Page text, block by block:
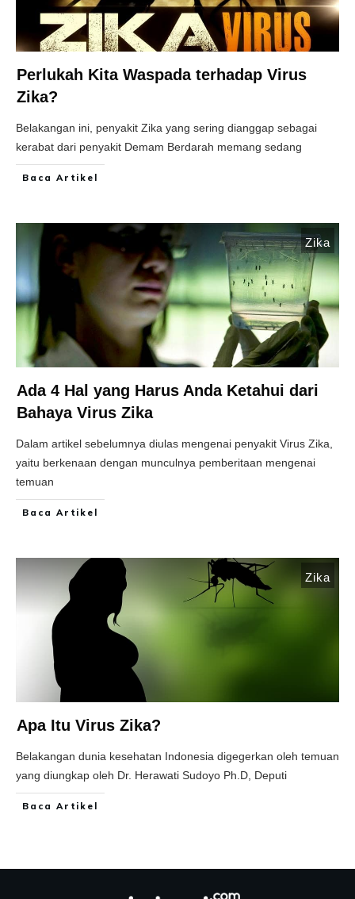
Perlukah Kita Waspada terhadap Virus
Zika?
Belakangan ini, penyakit Zika yang sering dianggap sebagai
kerabat dari penyakit Demam Berdarah memang sedang
Baca Artikel
Zika
Ada 4 Hal yang Harus Anda Ketahui dari
Bahaya Virus Zika
Dalam artikel sebelumnya diulas mengenai penyakit Virus Zika,
yaitu berkenaan dengan munculnya pemberitaan mengenai
temuan
Baca Artikel
Zika
Apa Itu Virus Zika?
Belakangan dunia kesehatan Indonesia digegerkan oleh temuan
yang diungkap oleh Dr. Herawati Sudoyo Ph.D, Deputi
Baca Artikel